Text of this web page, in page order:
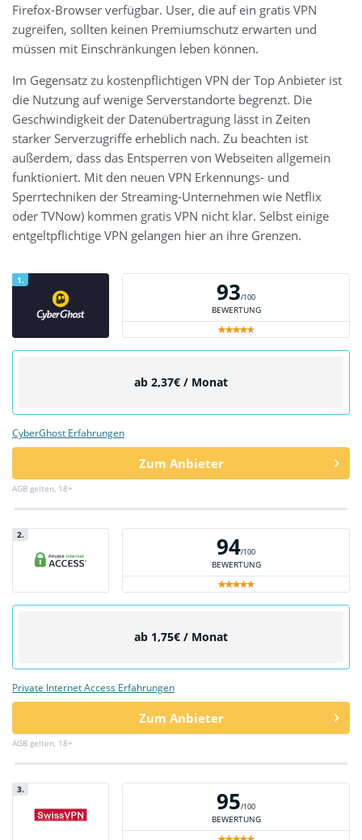
Firefox-Browser verfügbar. User, die auf ein gratis VPN
zugreifen, sollten keinen Premiumschutz erwarten und
müssen mit Einschränkungen leben können.
Im Gegensatz zu kostenpflichtigen VPN der Top Anbieter ist
die Nutzung auf wenige Serverstandorte begrenzt. Die
Geschwindigkeit der Datenübertragung lässt in Zeiten
starker Serverzugriffe erheblich nach. Zu beachten ist
außerdem, dass das Entsperren von Webseiten allgemein
funktioniert. Mit den neuen VPN Erkennungs- und
Sperrtechniken der Streaming-Unternehmen wie Netflix
oder TVNow) kommen gratis VPN nicht klar. Selbst einige
entgeltpflichtige VPN gelangen hier an ihre Grenzen.
1. 93/100
BEWERTUNG
ab 2,37€ / Monat
CyberGhost Erfahrungen
Zum Anbieter
AGB gelten, 18+
2. 94/100
BEWERTUNG
ab 1,75€ / Monat
Private Internet Access Erfahrungen
Zum Anbieter
AGB gelten, 18+
3. 95/100
BEWERTUNG